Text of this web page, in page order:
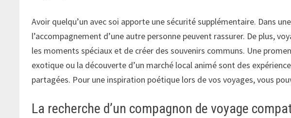
Avoir quelqu’un avec soi apporte une sécurité supplémentaire. Dans
l’accompagnement d’une autre personne peuvent rassurer. De plus,
les moments spéciaux et de créer des souvenirs communs. Une
exotique ou la découverte d’un marché local animé sont des
partagées. Pour une inspiration poétique lors de vos voyages, vous
La recherche d’un compagnon de voyage